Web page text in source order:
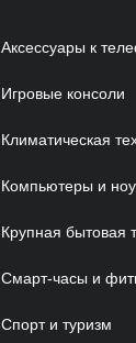
Аксессуары к
Игровые консоли
Климатическая
Компьютеры и
Крупная бытовая
Смарт-часы и
Спорт и туризм